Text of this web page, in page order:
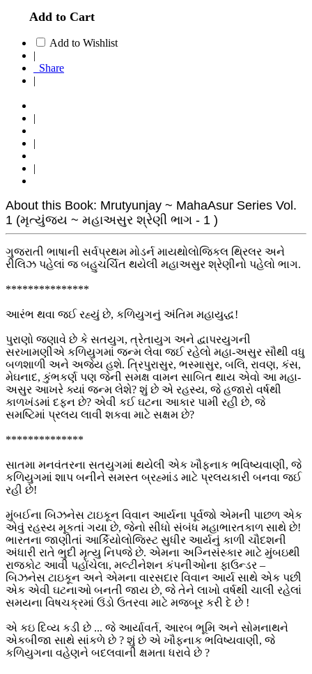
Add to Cart
Add to Wishlist
|
Share
|
|
|
|
About this Book: Mrutyunjay ~ MahaAsur Series Vol.
1 (મૃત્યુંજય ~ મહાઅસુર શ્રેણી ભાગ - 1 )
ગુજરાતી ભાષાની સર્વપ્રથમ મોડર્ન માયથોલોજિકલ થ્રિલર અને
રીલિઝ પહેલાં જ બહુચર્ચિત થયેલી મહાઅસુર શ્રેણીનો પહેલો ભાગ.
***************
આરંભ થવા જઈ રહ્યું છે, કળિયુગનું અંતિમ મહાયુદ્ધ!
પુરાણો જણાવે છે કે સતયુગ, ત્રેતાયુગ અને દ્વાપરયુગની
સરખામણીએ કળિયુગમાં જન્મ લેવા જઈ રહેલો મહા-અસુર સૌથી વધુ
બળશાળી અને અજેય હશે. ત્રિપુરાસુર, ભસ્માસુર, બલિ, રાવણ, કંસ,
મેઘનાદ, કુંભકર્ણ પણ જેની સમક્ષ વામન સાબિત થાય એવો આ મહા-
અસુર આખરે ક્યાં જન્મ લેશે? શું છે એ રહસ્ય, જે હજારો વર્ષથી
કાળખંડમાં દફન છે? એવી કઈ ઘટના આકાર પામી રહી છે, જે
સમષ્ટિમાં પ્રલય લાવી શકવા માટે સક્ષમ છે?
**************
સાતમા મનવંતરના સતયુગમાં થયેલી એક ખૌફનાક ભવિષ્યવાણી, જે
કળિયુગમાં શાપ બનીને સમસ્ત બ્રહ્માંડ માટે પ્રલયકારી બનવા જઈ
રહી છે!
મુંબઈના બિઝનેસ ટાઇકૂન વિવાન આર્યના પૂર્વજો એમની પાછળ એક
એવું રહસ્ય મૂકતાં ગયા છે, જેનો સીધો સંબંધ મહાભારતકાળ સાથે છે!
ભારતના જાણીતાં આર્કિયોલોજિસ્ટ સુધીર આર્યનું કાળી ચૌદશની
અંધારી રાતે ભુદી મૃત્યુ નિપજે છે. એમના અગ્નિસંસ્કાર માટે મુંબઇથી
રાજકોટ આવી પહોંચેલા, મલ્ટીનેશન કંપનીઓના ફાઉન્ડર –
બિઝનેસ ટાઇકૂન અને એમના વારસદાર વિવાન આર્ય સાથે એક પછી
એક એવી ઘટનાઓ બનતી જાય છે, જે તેને લાખો વર્ષથી ચાલી રહેલાં
સમયના વિષચક્રમાં ઉંડો ઉતરવા માટે મજબૂર કરી દે છે !
એ કઇ દિવ્ય કડી છે ... જે આર્યાવર્ત, આરબ ભૂમિ અને સોમનાથને
એકબીજા સાથે સાંકળે છે ? શું છે એ ખૌફનાક ભવિષ્યવાણી, જે
કળિયુગના વહેણને બદલવાની ક્ષમતા ધરાવે છે ?